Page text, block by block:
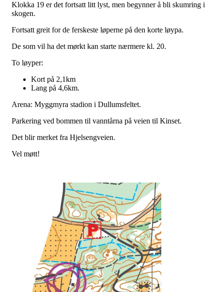
Klokka 19 er det fortsatt litt lyst, men begynner å bli skumring i
skogen.
Fortsatt greit for de ferskeste løperne på den korte løypa.
De som vil ha det mørkt kan starte nærmere kl. 20.
To løyper:
Kort på 2,1km
Lang på 4,6km.
Arena: Myggmyra stadion i Dullumsfeltet.
Parkering ved bommen til vanntårna på veien til Kinset.
Det blir merket fra Hjelsengveien.
Vel møtt!